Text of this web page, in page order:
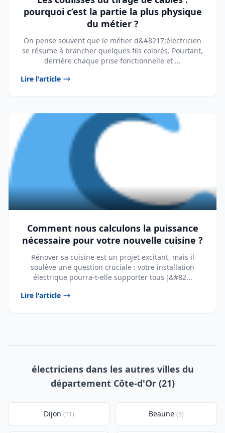
pourquoi c’est la partie la plus physique
du métier ?
On pense souvent que le métier d&#8217;électricien
se résume à brancher quelques fils colorés. Pourtant,
derrière chaque prise fonctionnelle et ...
Lire l'article
Comment nous calculons la puissance
nécessaire pour votre nouvelle cuisine ?
Rénover sa cuisine est un projet excitant, mais il
soulève une question cruciale : votre installation
électrique pourra-t-elle supporter tous [&#82...
Lire l'article
électriciens dans les autres villes du
département Côte-d'Or (21)
Dijon (11) Beaune (5)